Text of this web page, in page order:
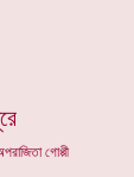
গোপ্পী